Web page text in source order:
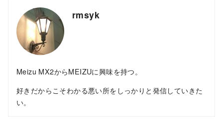
rmsyk
Meizu MX2からMEIZUに興味を持つ。
好きだからこそわかる悪い所をしっかりと発信していきた
い。